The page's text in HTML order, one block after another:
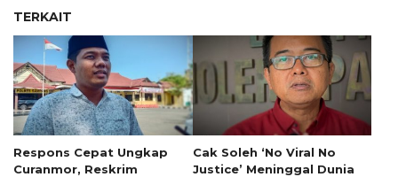
TERKAIT
Respons Cepat Ungkap
Curanmor, Reskrim
Cak Soleh ‘No Viral No
Justice’ Meninggal Dunia